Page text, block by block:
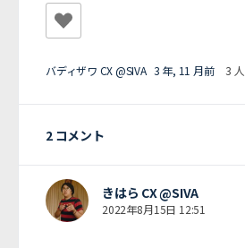
バディザワ CX @SIVA 3 年, 11 月前 3 人
2 コメント
きはら CX @SIVA
2022年8月15日 12:51